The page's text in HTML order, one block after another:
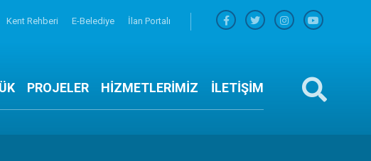
Kent Rehberi E-Belediye İlan Portalı
PROJELER HİZMETLERİMİZ İLETİŞİM